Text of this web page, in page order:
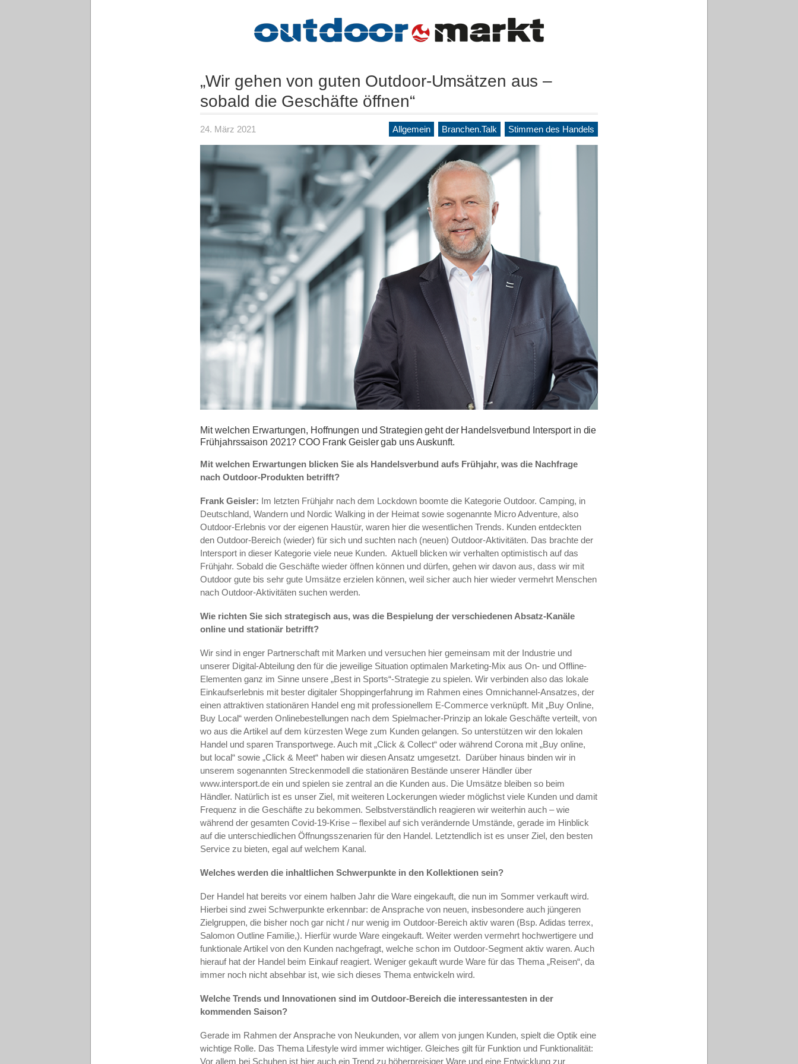
„Wir gehen von guten Outdoor-Umsätzen aus –
sobald die Geschäfte öffnen“
24. März 2021 Allgemein Branchen.Talk Stimmen des Handels
Mit welchen Erwartungen, Hoffnungen und Strategien geht der Handelsverbund Intersport in die
Frühjahrssaison 2021? COO Frank Geisler gab uns Auskunft.
Mit welchen Erwartungen blicken Sie als Handelsverbund aufs Frühjahr, was die Nachfrage
nach Outdoor-Produkten betrifft?
Frank Geisler: Im letzten Frühjahr nach dem Lockdown boomte die Kategorie Outdoor. Camping, in
Deutschland, Wandern und Nordic Walking in der Heimat sowie sogenannte Micro Adventure, also
Outdoor-Erlebnis vor der eigenen Haustür, waren hier die wesentlichen Trends. Kunden entdeckten
den Outdoor-Bereich (wieder) für sich und suchten nach (neuen) Outdoor-Aktivitäten. Das brachte der
Intersport in dieser Kategorie viele neue Kunden. Aktuell blicken wir verhalten optimistisch auf das
Frühjahr. Sobald die Geschäfte wieder öffnen können und dürfen, gehen wir davon aus, dass wir mit
Outdoor gute bis sehr gute Umsätze erzielen können, weil sicher auch hier wieder vermehrt Menschen
nach Outdoor-Aktivitäten suchen werden.
Wie richten Sie sich strategisch aus, was die Bespielung der verschiedenen Absatz-Kanäle
online und stationär betrifft?
Wir sind in enger Partnerschaft mit Marken und versuchen hier gemeinsam mit der Industrie und
unserer Digital-Abteilung den für die jeweilige Situation optimalen Marketing-Mix aus On- und Offline-
Elementen ganz im Sinne unsere „Best in Sports“-Strategie zu spielen. Wir verbinden also das lokale
Einkaufserlebnis mit bester digitaler Shoppingerfahrung im Rahmen eines Omnichannel-Ansatzes, der
einen attraktiven stationären Handel eng mit professionellem E-Commerce verknüpft. Mit „Buy Online,
Buy Local“ werden Onlinebestellungen nach dem Spielmacher-Prinzip an lokale Geschäfte verteilt, von
wo aus die Artikel auf dem kürzesten Wege zum Kunden gelangen. So unterstützen wir den lokalen
Handel und sparen Transportwege. Auch mit „Click & Collect“ oder während Corona mit „Buy online,
but local“ sowie „Click & Meet“ haben wir diesen Ansatz umgesetzt. Darüber hinaus binden wir in
unserem sogenannten Streckenmodell die stationären Bestände unserer Händler über
www.intersport.de ein und spielen sie zentral an die Kunden aus. Die Umsätze bleiben so beim
Händler. Natürlich ist es unser Ziel, mit weiteren Lockerungen wieder möglichst viele Kunden und damit
Frequenz in die Geschäfte zu bekommen. Selbstverständlich reagieren wir weiterhin auch – wie
während der gesamten Covid-19-Krise – flexibel auf sich verändernde Umstände, gerade im Hinblick
auf die unterschiedlichen Öffnungsszenarien für den Handel. Letztendlich ist es unser Ziel, den besten
Service zu bieten, egal auf welchem Kanal.
Welches werden die inhaltlichen Schwerpunkte in den Kollektionen sein?
Der Handel hat bereits vor einem halben Jahr die Ware eingekauft, die nun im Sommer verkauft wird.
Hierbei sind zwei Schwerpunkte erkennbar: de Ansprache von neuen, insbesondere auch jüngeren
Zielgruppen, die bisher noch gar nicht / nur wenig im Outdoor-Bereich aktiv waren (Bsp. Adidas terrex,
Salomon Outline Familie,). Hierfür wurde Ware eingekauft. Weiter werden vermehrt hochwertigere und
funktionale Artikel von den Kunden nachgefragt, welche schon im Outdoor-Segment aktiv waren. Auch
hierauf hat der Handel beim Einkauf reagiert. Weniger gekauft wurde Ware für das Thema „Reisen“, da
immer noch nicht absehbar ist, wie sich dieses Thema entwickeln wird.
Welche Trends und Innovationen sind im Outdoor-Bereich die interessantesten in der
kommenden Saison?
Gerade im Rahmen der Ansprache von Neukunden, vor allem von jungen Kunden, spielt die Optik eine
wichtige Rolle. Das Thema Lifestyle wird immer wichtiger. Gleiches gilt für Funktion und Funktionalität:
Vor allem bei Schuhen ist hier auch ein Trend zu höherpreisiger Ware und eine Entwicklung zur